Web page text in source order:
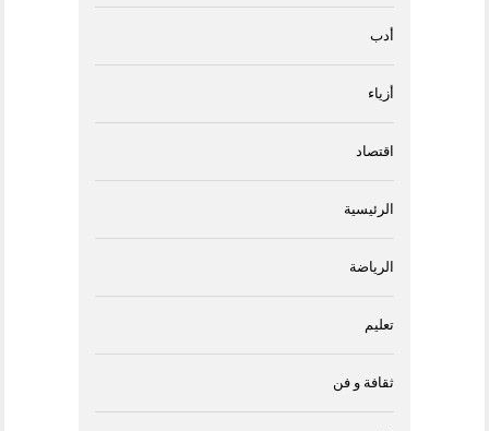
أدب
أزياء
اقتصاد
الرئيسية
الرياضة
تعليم
ثقافة و فن